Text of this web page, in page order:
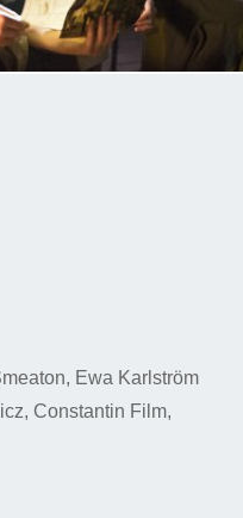
Ewa Karlström
Constantin Film,